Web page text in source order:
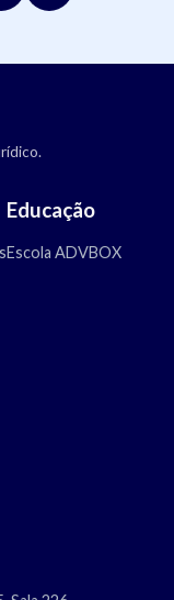
Educação
Escola ADVBOX